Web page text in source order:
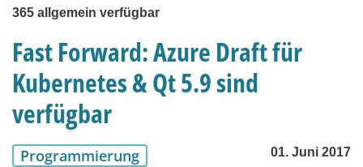
365 allgemein verfügbar
Fast Forward: Azure Draft für
Kubernetes & Qt 5.9 sind
verfügbar
Programmierung 01. Juni 2017